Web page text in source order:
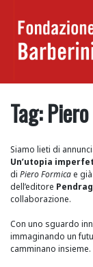
contentTag:
Siamo lieti di
Un’utopia
di Piero Formicae
dell’editore
collaborazione.
Con uno sguardo
immaginando un
camminano insieme.